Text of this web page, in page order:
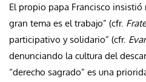
El propio papa Francisco insistió
gran tema es el trabajo” (cfr.
participativo y solidario” (cfr.
denunciando la cultura del
“derecho sagrado” es una